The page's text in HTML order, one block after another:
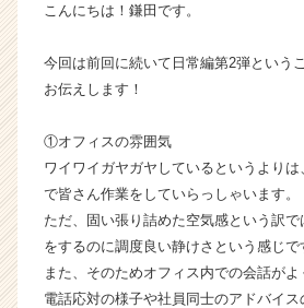
|
ン
成
企
業
か
ら
ス
こんにちは！鎌田です。
今回は前回に続いて日常編第2弾という
お伝えします！
①オフィスの雰囲気
ワイワイガヤガヤしているというより
で皆さん作業をしていらっしゃいます。
ただ、固い張り詰めた空気感という訳
をするのに調度良い静けさという感じで
また、そのためオフィス内での会話が
電話応対の様子や社員同士のアドバイ